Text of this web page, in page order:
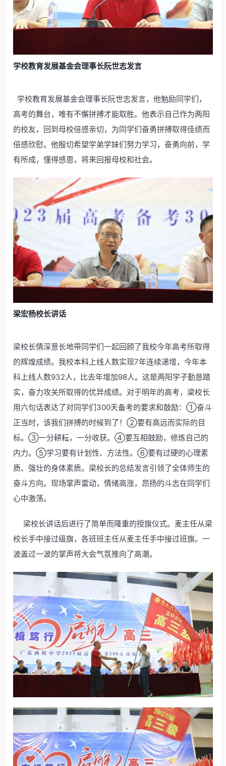
学校教育发展基金会理事长阮世志发言
学校教育发展基金会理事长阮世志发言，他勉励同学们，
高考的舞台，唯有不懈拼搏才能取胜。他表示自己作为两阳
的校友，回到母校倍感亲切，为同学们奋勇拼搏取得佳绩而
倍感欣慰。他殷切希望学弟学妹们努力学习，奋勇向前，学
有所成，懂得感恩，将来回报母校和社会。
梁宏杨校长讲话
梁校长情深意长地带同学们一起回顾了我校今年高考所取得
的辉煌成绩。我校本科上线人数实现7年连续递增，今年本
科上线人数932人，比去年增加98人。这是两阳学子勤恳踏
实，奋力攻关所取得的优异成绩。对于明年的高考，梁校长
用六句话表达了对同学们300天备考的要求和鼓励：①奋斗
正当时，该我们拼搏的时候到了！②要有高远而实际的目
标。③一分耕耘，一分收获。④要互相鼓励，修炼自己的
内力。⑤学习要有计划性、方法性。⑥要有过硬的心理素
质、强壮的身体素质。梁校长的总结发言引领了全体师生的
奋斗方向。现场掌声雷动，情绪高涨，昂扬的斗志在同学们
心中激荡。
梁校长讲话后进行了简单而隆重的授旗仪式。麦主任从梁
校长手中接过级旗，各班班主任从麦主任手中接过班旗。一
波盖过一波的掌声将大会气氛推向了高潮。